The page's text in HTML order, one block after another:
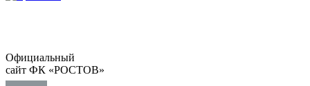
Официальный
сайт ФК «РОСТОВ»